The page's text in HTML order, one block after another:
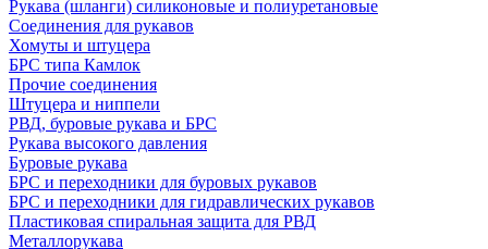
Рукава (шланги) силиконовые и полиуретановые
Соединения для рукавов
Хомуты и штуцера
БРС типа Камлок
Прочие соединения
Штуцера и ниппели
РВД, буровые рукава и БРС
Рукава высокого давления
Буровые рукава
БРС и переходники для буровых рукавов
БРС и переходники для гидравлических рукавов
Пластиковая спиральная защита для РВД
Металлорукава